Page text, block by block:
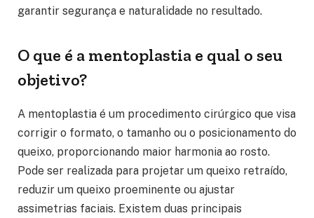
garantir segurança e naturalidade no resultado.
O que é a mentoplastia e qual o seu
objetivo?
A mentoplastia é um procedimento cirúrgico que visa
corrigir o formato, o tamanho ou o posicionamento do
queixo, proporcionando maior harmonia ao rosto.
Pode ser realizada para projetar um queixo retraído,
reduzir um queixo proeminente ou ajustar
assimetrias faciais. Existem duas principais